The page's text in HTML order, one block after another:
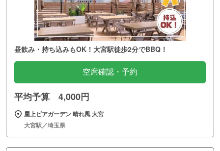
昼飲み・持ち込みもOK！大宮駅徒歩2分でBBQ！
空席確認・予約
平均予算 4,000円
屋上ビアガーデン 晴れ風 大宮
大宮駅／埼玉県